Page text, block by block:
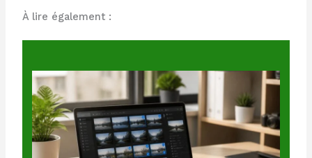
À lire également :